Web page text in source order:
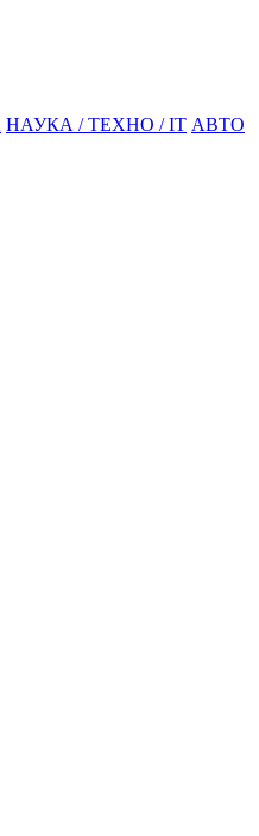
НАУКА / ТЕХНО / IT АВТО